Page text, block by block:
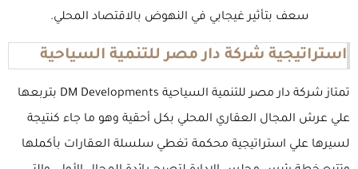
سعف بتأثير غيجابي في النهوض بالاقتصاد المحلي.
استراتيجية شركة دار مصر للتنمية السياحية
تمتاز شركة دار مصر للتنمية السياحية DM Developments بتربعها
علي عرش المجال العقاري المحلي بكل أحقية وهو ما جاء كنتيجة
لسيرها علي استراتيجية محكمة تغطي سلسلة العقارات بأكملها